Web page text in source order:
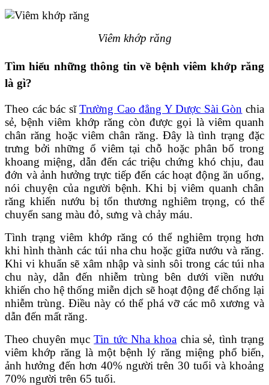
Viêm khớp răng
Tìm hiểu những thông tin về bệnh viêm khớp răng
là gì?
Theo các bác sĩTrường Cao đẳng Y Dược Sài Gòn chia
sẻ, bệnh viêm khớp răng còn được gọi là viêm quanh
chân răng hoặc viêm chân răng. Đây là tình trạng đặc
trưng bởi những ổ viêm tại chỗ hoặc phân bố trong
khoang miệng, dẫn đến các triệu chứng khó chịu, đau
đớn và ảnh hưởng trực tiếp đến các hoạt động ăn uống,
nói chuyện của người bệnh. Khi bị viêm quanh chân
răng khiến nướu bị tổn thương nghiêm trọng, có thể
chuyển sang màu đỏ, sưng và chảy máu.
Tình trạng viêm khớp răng có thể nghiêm trọng hơn
khi hình thành các túi nha chu hoặc giữa nướu và răng.
Khi vi khuẩn sẽ xâm nhập và sinh sôi trong các túi nha
chu này, dẫn đến nhiễm trùng bên dưới viền nướu
khiến cho hệ thống miễn dịch sẽ hoạt động để chống lại
nhiễm trùng. Điều này có thể phá vỡ các mô xương và
dẫn đến mất răng.
Theo chuyên mụcTin tức Nha khoa chia sẻ, tình trạng
viêm khớp răng là một bệnh lý răng miệng phổ biến,
ảnh hưởng đến hơn 40% người trên 30 tuổi và khoảng
70% người trên 65 tuổi.